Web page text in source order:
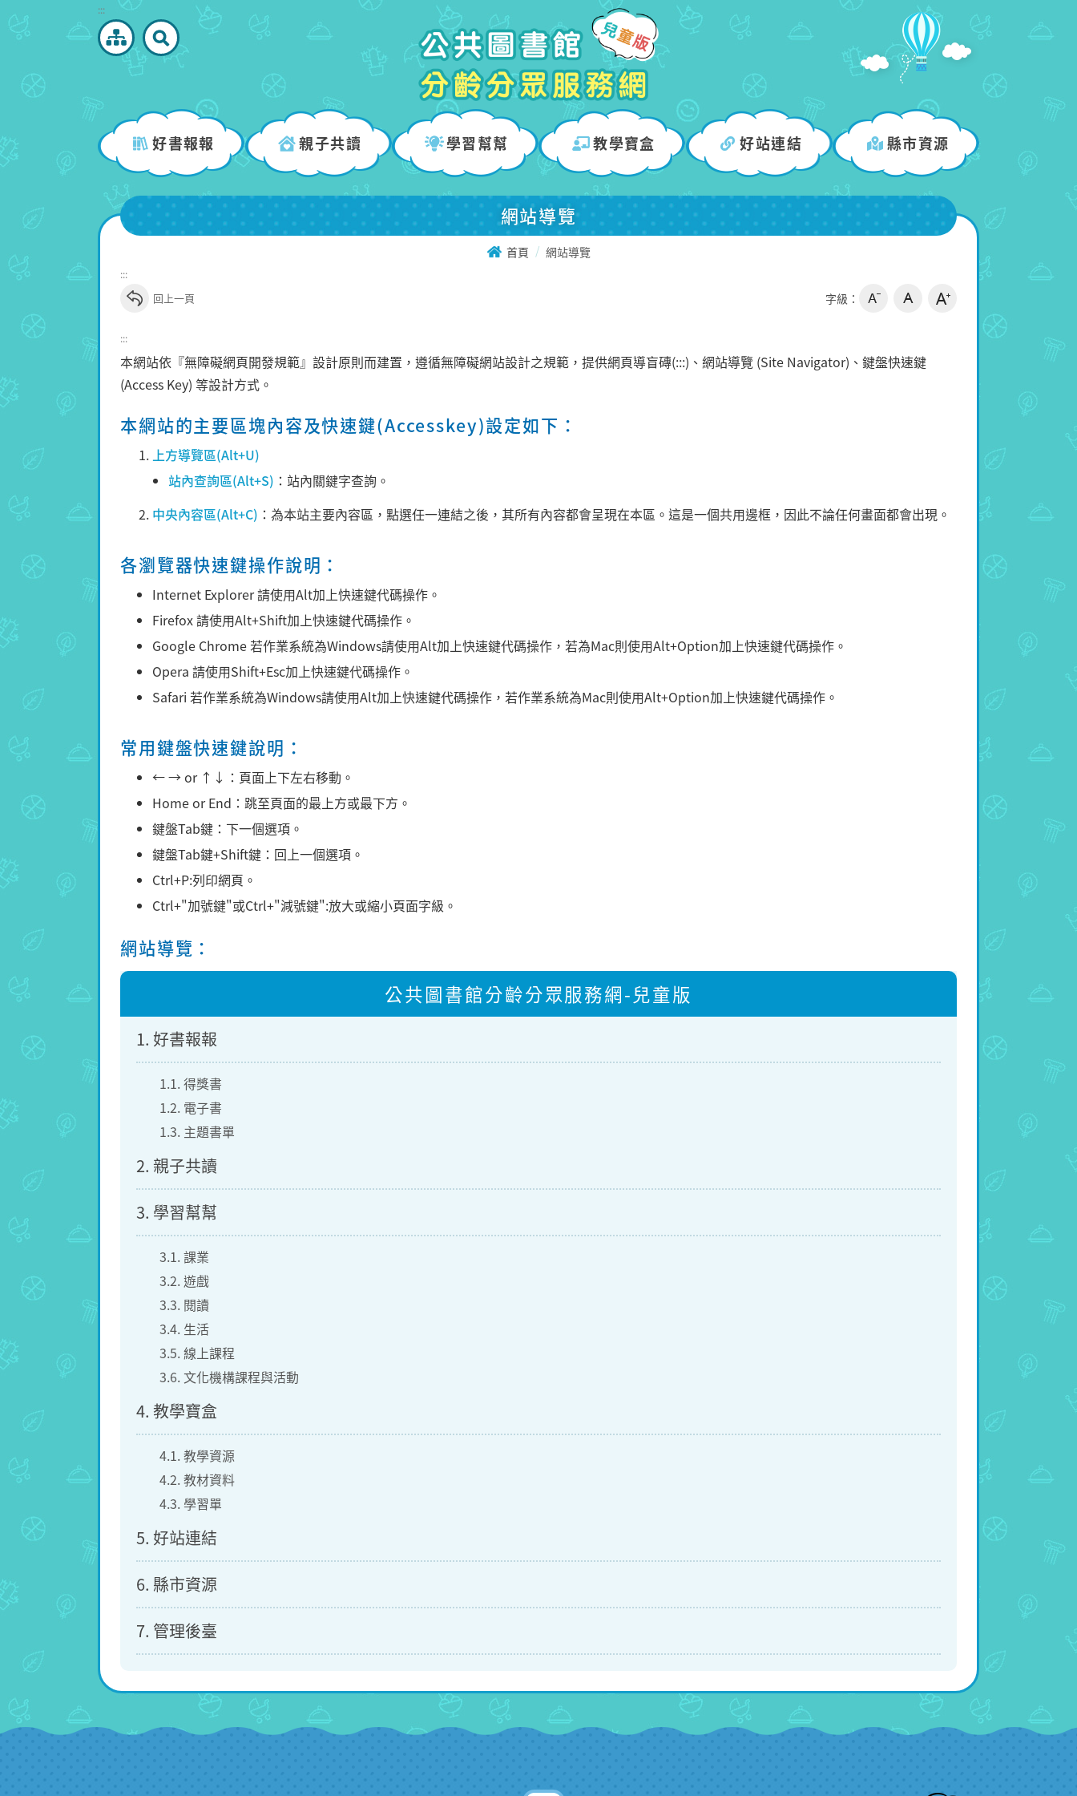
到
塊
:::
好書報報 親子共讀 學習幫幫 教學寶盒 好站連結 縣市資源
網站導覽
首頁 網站導覽
:::
回上一頁 字級：
:::
本網站依『無障礙網頁開發規範』設計原則而建置，遵循無障礙網站設計之規範，提供網頁導盲磚(:::)、網站導覽 (Site Navigator)、鍵盤快速鍵
(Access Key) 等設計方式。
本網站的主要區塊內容及快速鍵(Accesskey)設定如下：
上方導覽區(Alt+U)
站內查詢區(Alt+S) ：站內關鍵字查詢。
中央內容區(Alt+C) ：為本站主要內容區，點選任一連結之後，其所有內容都會呈現在本區。這是一個共用邊框，因此不論任何畫面都會出現。
各瀏覽器快速鍵操作說明：
Internet Explorer 請使用Alt加上快速鍵代碼操作。
Firefox 請使用Alt+Shift加上快速鍵代碼操作。
Google Chrome 若作業系統為Windows請使用Alt加上快速鍵代碼操作，若為Mac則使用Alt+Option加上快速鍵代碼操作。
Opera 請使用Shift+Esc加上快速鍵代碼操作。
Safari 若作業系統為Windows請使用Alt加上快速鍵代碼操作，若作業系統為Mac則使用Alt+Option加上快速鍵代碼操作。
常用鍵盤快速鍵說明：
← → or ↑↓：頁面上下左右移動。
Home or End：跳至頁面的最上方或最下方。
鍵盤Tab鍵：下一個選項。
鍵盤Tab鍵+Shift鍵：回上一個選項。
Ctrl+P:列印網頁。
Ctrl+"加號鍵"或Ctrl+"減號鍵":放大或縮小頁面字級。
網站導覽：
公共圖書館分齡分眾服務網-兒童版
1. 好書報報
1.1. 得獎書
1.2. 電子書
1.3. 主題書單
2. 親子共讀
3. 學習幫幫
3.1. 課業
3.2. 遊戲
3.3. 閱讀
3.4. 生活
3.5. 線上課程
3.6. 文化機構課程與活動
4. 教學寶盒
4.1. 教學資源
4.2. 教材資料
4.3. 學習單
5. 好站連結
6. 縣市資源
7. 管理後臺